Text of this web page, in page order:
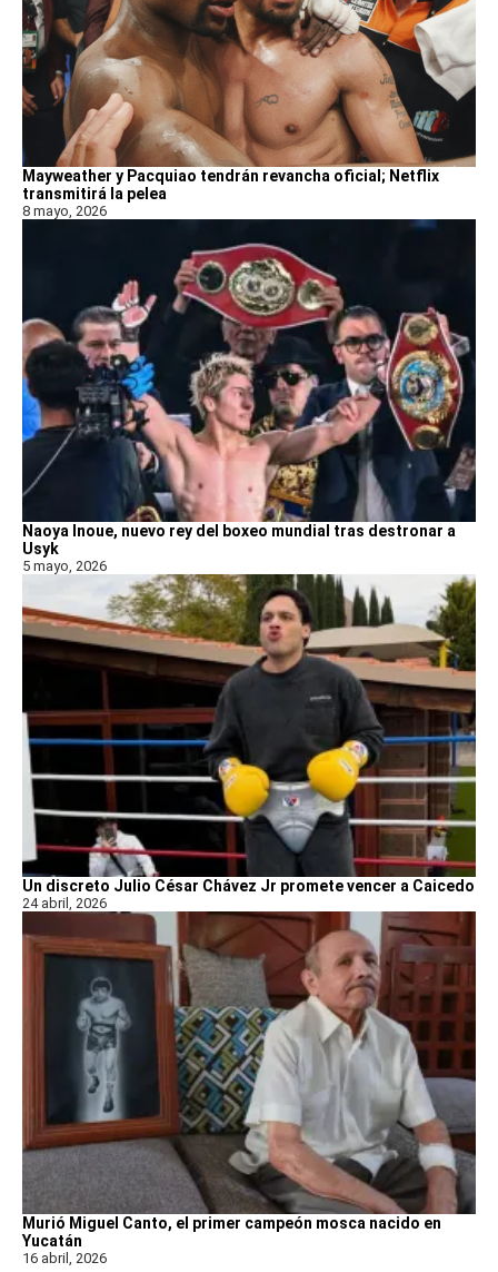
Mayweather y Pacquiao tendrán revancha oficial; Netflix
transmitirá la pelea
8 mayo, 2026
Naoya Inoue, nuevo rey del boxeo mundial tras destronar a
Usyk
5 mayo, 2026
Un discreto Julio César Chávez Jr promete vencer a Caicedo
24 abril, 2026
Murió Miguel Canto, el primer campeón mosca nacido en
Yucatán
16 abril, 2026